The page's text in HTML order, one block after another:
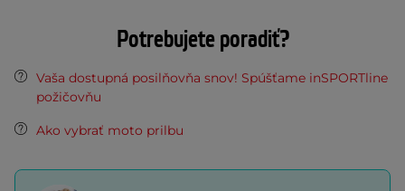
Potrebujete poradiť?
Vaša dostupná posilňovňa snov! Spúšťame inSPORTline
požičovňu
Ako vybrať moto prilbu